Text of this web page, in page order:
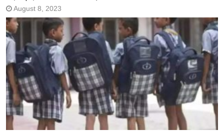
August 8, 2023